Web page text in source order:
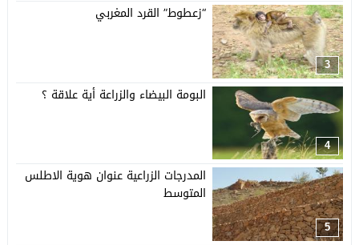
3
“زعطوط” القرد المغربي
4
البومة البيضاء والزراعة أية علاقة ؟
5
المدرجات الزراعية عنوان هوية الاطلس
المتوسط